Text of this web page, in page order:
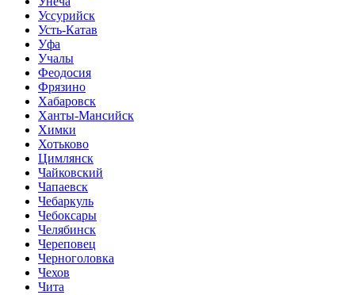
Уссурийск
Усть-Катав
Уфа
Учалы
Феодосия
Фрязино
Хабаровск
Ханты-Мансийск
Химки
Хотьково
Цимлянск
Чайковский
Чапаевск
Чебаркуль
Чебоксары
Челябинск
Череповец
Черноголовка
Чехов
Чита